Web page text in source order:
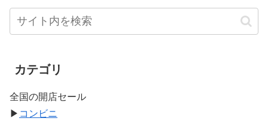
カテゴリ
全国の開店セール
▶ コンビニ